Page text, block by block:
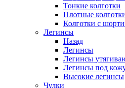
Тонкие колготки
Плотные
Колготки с
Легинсы
Назад
Легинсы
Легинсы
Легинсы под
Высокие легинсы
Чулки